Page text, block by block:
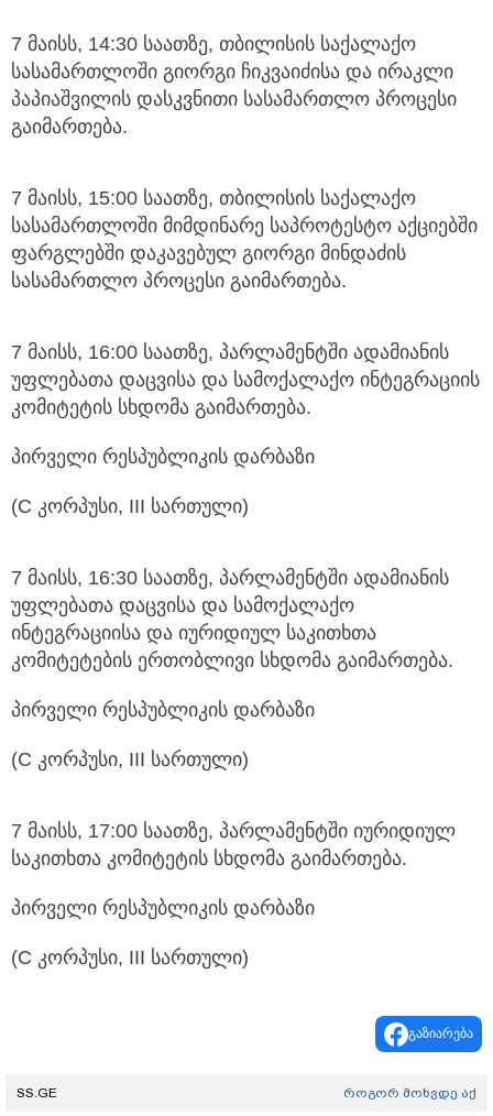
7 მაისს, 14:30 საათზე, თბილისის საქალაქო
სასამართლოში გიორგი ჩიკვაიძისა და ირაკლი
პაპიაშვილის დასკვნითი სასამართლო პროცესი
გაიმართება.
7 მაისს, 15:00 საათზე, თბილისის საქალაქო
სასამართლოში მიმდინარე საპროტესტო აქციებში
ფარგლებში დაკავებულ გიორგი მინდაძის
სასამართლო პროცესი გაიმართება.
7 მაისს, 16:00 საათზე, პარლამენტში ადამიანის
უფლებათა დაცვისა და სამოქალაქო ინტეგრაციის
კომიტეტის სხდომა გაიმართება.
პირველი რესპუბლიკის დარბაზი
(C კორპუსი, III სართული)
7 მაისს, 16:30 საათზე, პარლამენტში ადამიანის
უფლებათა დაცვისა და სამოქალაქო
ინტეგრაციისა და იურიდიულ საკითხთა
კომიტეტების ერთობლივი სხდომა გაიმართება.
პირველი რესპუბლიკის დარბაზი
(C კორპუსი, III სართული)
7 მაისს, 17:00 საათზე, პარლამენტში იურიდიულ
საკითხთა კომიტეტის სხდომა გაიმართება.
პირველი რესპუბლიკის დარბაზი
(C კორპუსი, III სართული)
გაზიარება
SS.GE როგორ მოხვდე აქ